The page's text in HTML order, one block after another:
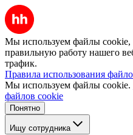
Мы используем файлы cookie,
правильную работу нашего
трафик.
Правила использования
Мы используем файлы cookie.
файлов cookie
Понятно
Ищу сотрудника